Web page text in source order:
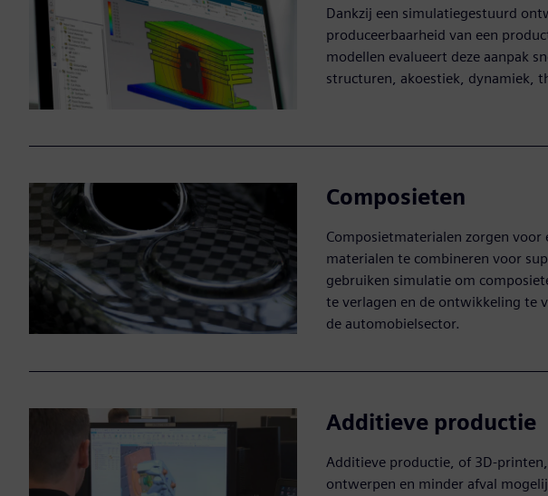
Dankzij een simulatiegestuurd
produceerbaarheid van een
modellen evalueert deze aanpak
structuren, akoestiek, dynamiek,
Composieten
Composietmaterialen zorgen
materialen te combineren voor
gebruiken simulatie om
te verlagen en de ontwikkeling te
de automobielsector.
Additieve productie
Additieve productie, of 3D-
ontwerpen en minder afval